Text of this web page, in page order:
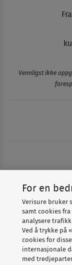
Vennligst ikke
For en
Verisure bruker
samt cookies
analysere
Ved å trykke på
cookies for
internasjonale
med